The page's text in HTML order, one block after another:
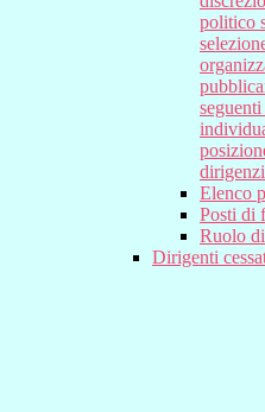
politico
Elenco
Posti di
Ruolo
Dirigenti